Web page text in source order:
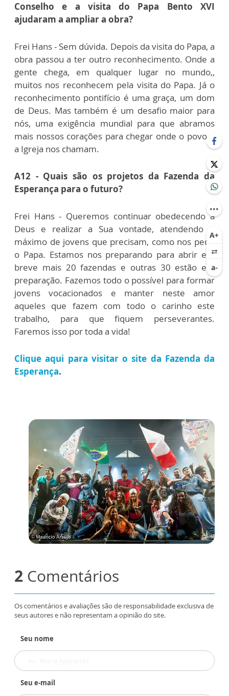
Conselho e a visita do Papa Bento XVI
ajudaram a ampliar a obra?
Frei Hans - Sem dúvida. Depois da visita do Papa, a
obra passou a ter outro reconhecimento. Onde a
gente chega, em qualquer lugar no mundo,,
muitos nos reconhecem pela visita do Papa. Já o
reconhecimento pontifício é uma graça, um dom
de Deus. Mas também é um desafio maior para
nós, uma exigência mundial para que abramos
mais nossos corações para chegar onde o povo e
a Igreja nos chamam.
A12 - Quais são os projetos da Fazenda da
Esperança para o futuro?
Frei Hans - Queremos continuar obedecendo a
Deus e realizar a Sua vontade, atendendo o
máximo de jovens que precisam, como nos pede
o Papa. Estamos nos preparando para abrir em
breve mais 20 fazendas e outras 30 estão em
preparação. Fazemos todo o possível para formar
jovens vocacionados e manter neste amor
aqueles que fazem com todo o carinho este
trabalho, para que fiquem perseverantes.
Faremos isso por toda a vida!
Clique aqui para visitar o site da Fazenda da
Esperança.
2 Comentários
Os comentários e avaliações são de responsabilidade exclusiva de
seus autores e não representam a opinião do site.
Seu nome
Seu e-mail